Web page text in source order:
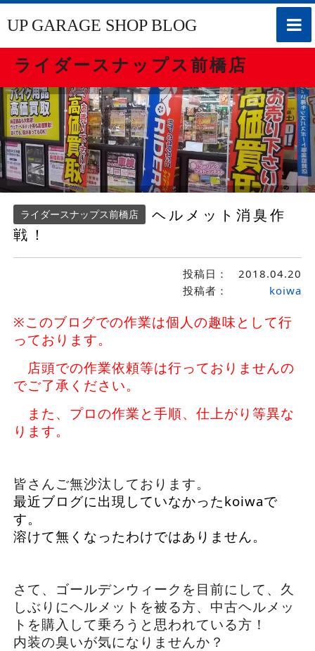
toggle
UP GARAGE SHOP BLOG
ライダースナップス前橋店
ライダースナップス前橋店
ヘルメット消臭作
戦！
投稿日：
2018.04.20
投稿者：
koiwa
※このブログでの作業は個人の趣味として行
っております。
店頭での作業依頼等は行っておりませんの
でご了承ください。
また、プロの作業と手順、仕上がり等異な
ります。
皆さんご無沙汰しております。
最近ブログに出現していなかったkoiwaで
す。
溶けて無くなったわけではありません。
さて、ゴールデンウィークを目前にして、久
しぶりにヘルメットを被る方、中古ヘルメッ
トを購入して乗ろうと思われている方！
内装の臭いが気になりませんか？